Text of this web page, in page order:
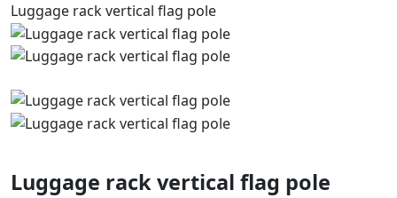
Luggage rack vertical flag pole
Luggage rack vertical flag pole